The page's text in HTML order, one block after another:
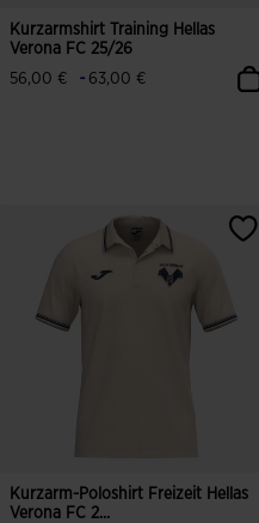
Kurzarmshirt Training Hellas
Verona FC 25/26
56,00 €
- 63,00 €
4,8 von 5 Kundenbewertungen
Kurzarm-Poloshirt Freizeit Hellas
Verona FC 2...